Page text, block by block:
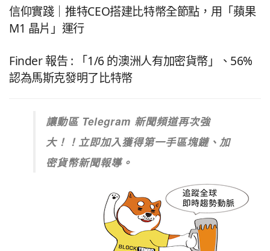
信仰實踐｜推特CEO搭建比特幣全節點，用「蘋果
M1 晶片」運行
Finder 報告 : 「1/6 的澳洲人有加密貨幣」、56%
認為馬斯克發明了比特幣
讓動區 Telegram 新聞頻道再次強
大！！立即加入獲得第一手區塊鏈、加
密貨幣新聞報導。